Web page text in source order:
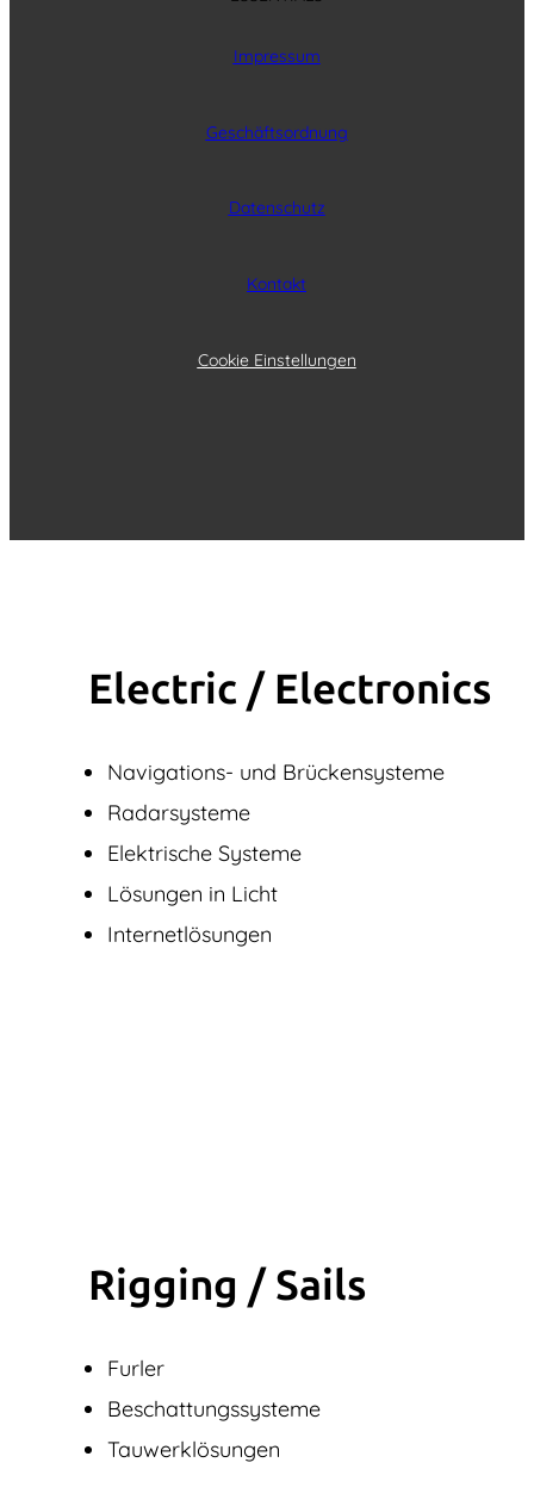
Impressum
Geschäftsordnung
Datenschutz
Kontakt
Cookie Einstellungen
Electric / Elec­tronics
Navigations- und Brückensysteme
Radarsysteme
Elektrische Systeme
Lösungen in Licht
Internetlösungen
Rigging / Sails
Furler
Beschattungssysteme
Tauwerklösungen